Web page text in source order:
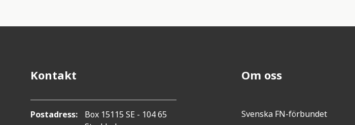
Kontakt
Postadress:
Box 15115 SE - 104 65
Om oss
Svenska FN-förbundet